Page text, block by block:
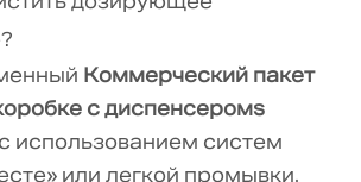
Коммерческий пакет
с диспенсеромs
использованием систем
или легкой промывки.